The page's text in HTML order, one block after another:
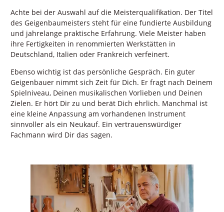
Achte bei der Auswahl auf die Meisterqualifikation. Der Titel
des Geigenbaumeisters steht für eine fundierte Ausbildung
und jahrelange praktische Erfahrung. Viele Meister haben
ihre Fertigkeiten in renommierten Werkstätten in
Deutschland, Italien oder Frankreich verfeinert.
Ebenso wichtig ist das persönliche Gespräch. Ein guter
Geigenbauer nimmt sich Zeit für Dich. Er fragt nach Deinem
Spielniveau, Deinen musikalischen Vorlieben und Deinen
Zielen. Er hört Dir zu und berät Dich ehrlich. Manchmal ist
eine kleine Anpassung am vorhandenen Instrument
sinnvoller als ein Neukauf. Ein vertrauenswürdiger
Fachmann wird Dir das sagen.